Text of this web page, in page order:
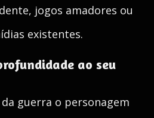
jogos amadores ou
existentes.
ao seu
guerra o personagem